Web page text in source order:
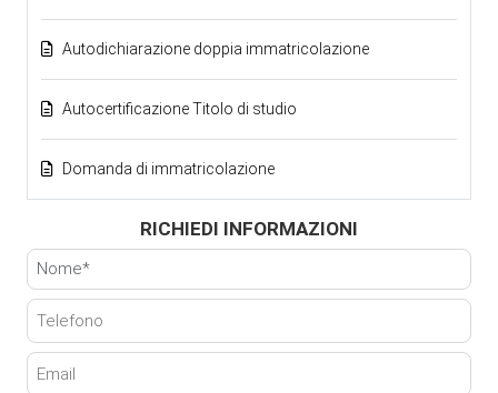
Autodichiarazione doppia immatricolazione
Autocertificazione Titolo di studio
Domanda di immatricolazione
RICHIEDI INFORMAZIONI